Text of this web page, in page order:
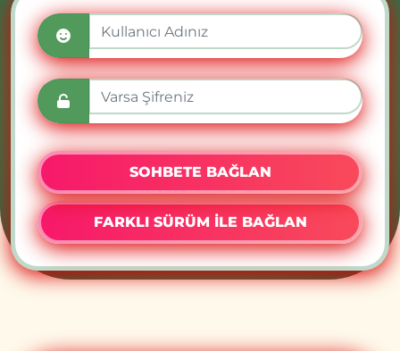
SOHBETE BAĞLAN
FARKLI SÜRÜM İLE BAĞLAN